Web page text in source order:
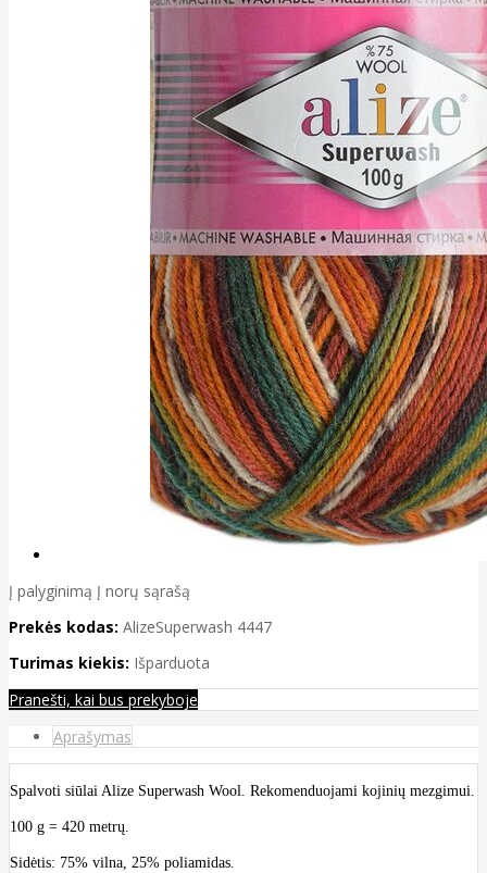
Į palyginimą Į norų sąrašą
Prekės kodas: AlizeSuperwash 4447
Turimas kiekis: Išparduota
Pranešti, kai bus prekyboje
Aprašymas
Spalvoti siūlai Alize Superwash Wool. Rekomenduojami kojinių mezgimui.
100 g = 420 metrų.
Sidėtis: 75% vilna, 25% poliamidas.